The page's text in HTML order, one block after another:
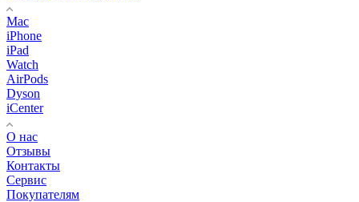
Mac
iPhone
iPad
Watch
AirPods
Dyson
iCenter
О нас
Отзывы
Контакты
Сервис
Покупателям